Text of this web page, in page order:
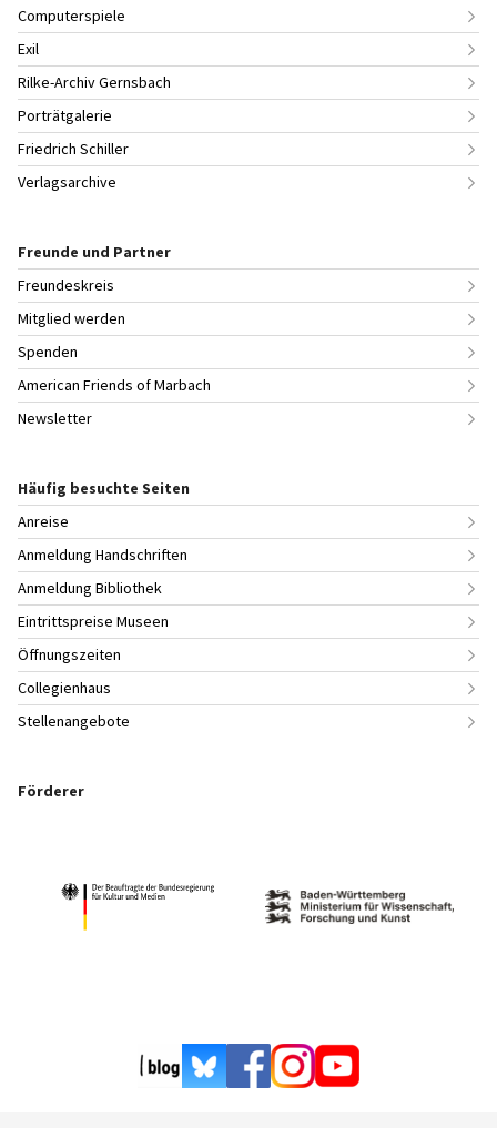
Computerspiele
Exil
Rilke-Archiv Gernsbach
Porträtgalerie
Friedrich Schiller
Verlagsarchive
Freunde und Partner
Freundeskreis
Mitglied werden
Spenden
American Friends of Marbach
Newsletter
Häufig besuchte Seiten
Anreise
Anmeldung Handschriften
Anmeldung Bibliothek
Eintrittspreise Museen
Öffnungszeiten
Collegienhaus
Stellenangebote
Förderer